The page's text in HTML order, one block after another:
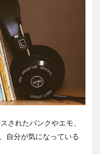
されたパンクやエモ、
自分が気になっている